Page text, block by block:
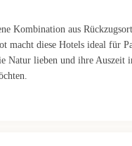
Kombination aus
macht diese Hotels ideal für
Natur lieben und ihre Auszeit